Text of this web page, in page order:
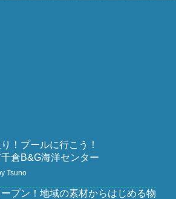
！プールに行こう！
倉B&G海洋センター
Tsuno
プン！地域の素材からはじめる物